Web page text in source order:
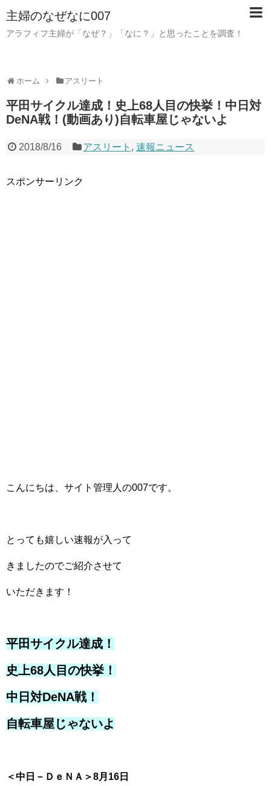
主婦のなぜなに007
アラフィフ主婦が「なぜ？」「なに？」と思ったことを調査！
ホーム アスリート
平田サイクル達成！史上68人目の快挙！中日対
DeNA戦！(動画あり)自転車屋じゃないよ
2018/8/16 アスリート ,速報ニュース
スポンサーリンク
こんにちは、サイト管理人の007です。
とっても嬉しい速報が入って
きましたのでご紹介させて
いただきます！
平田サイクル達成！
史上68人目の快挙！
中日対DeNA戦！
自転車屋じゃないよ
＜中日－ＤｅＮＡ＞8月16日